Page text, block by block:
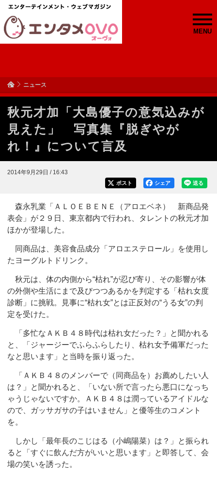
MENU
ニュース
秋元才加「大島優子の意気込みが
見えた」 写真集『脱ぎやが
れ！』について言及
2014年9月29日 / 16:43
送る
シェア
ポスト
森永乳業「ＡＬＯＥＢＥＮＥ（アロエベネ） 新商品発
表会」が２９日、東京都内で行われ、タレントの秋元才加
ほかが登場した。
同商品は、美容食品成分「アロエステロール」を使用し
たヨーグルトドリンク。
秋元は、体の内側から“枯れ”が忍び寄り、その影響が体
の外側や生活にまで及びつつあるかを判定する「枯れ女度
診断」に挑戦。見事に“枯れ女”とは正反対の“うる女”の判
定を受けた。
「多忙なＡＫＢ４８時代は枯れ女だった？」と聞かれる
と、「ジャージーでふらふらしたり、枯れ女予備軍だった
なと思います」と当時を振り返った。
「ＡＫＢ４８のメンバーで（同商品を）お薦めしたい人
は？」と聞かれると、「いない所で言ったら悪口になっち
ゃうじゃないですか。ＡＫＢ４８は潤っているアイドルな
ので、ガッサガサの子はいません」と優等生のコメント
を。
しかし「最年長のこじはる（小嶋陽菜）は？」と振られ
ると「すぐに飲んだ方がいいと思います」と即答して、会
場の笑いを誘った。